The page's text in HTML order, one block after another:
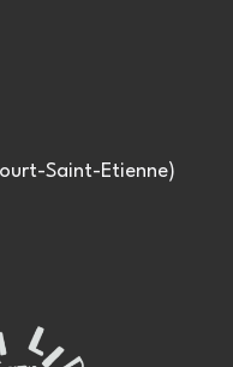
Saint-Etienne)